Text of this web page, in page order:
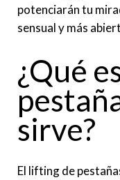
potenciarán tu
sensual y más
¿Qué
sirve?
El lifting de